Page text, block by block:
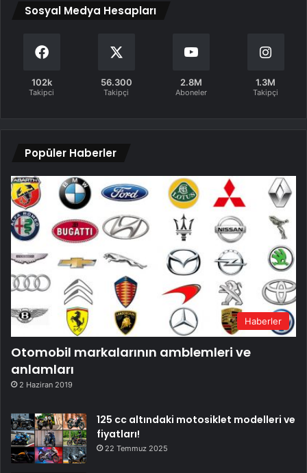
Sosyal Medya Hesapları
102k
Takipci
56.300
Takipçi
2.8M
Aboneler
1.3M
Takipçi
Popüler Haberler
Haberler
Otomobil markalarının amblemleri ve
anlamları
2 Haziran 2019
125 cc altındaki motosiklet modelleri ve
fiyatları!
22 Temmuz 2025